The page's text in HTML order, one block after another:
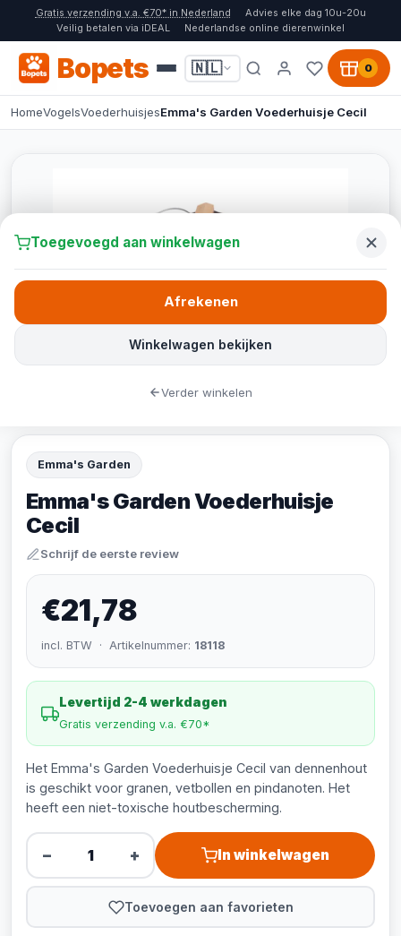
Gratis verzending v.a. €70* in Nederland
Advies elke dag 10u-20u
Veilig betalen via iDEAL
Nederlandse online dierenwinkel
Bopets 🇳🇱 0
HomeVogelsVoederhuisjesEmma's Garden Voederhuisje Cecil
Emma's Garden
Emma's Garden Voederhuisje
Cecil
Schrijf de eerste review
€21,78
incl. BTW · Artikelnummer: 18118
Levertijd 2-4 werkdagen
Gratis verzending v.a. €70*
Het Emma's Garden Voederhuisje Cecil van dennenhout
is geschikt voor granen, vetbollen en pindanoten. Het
heeft een niet-toxische houtbescherming.
− + In winkelwagen
Toevoegen aan favorieten
Toegevoegd aan winkelwagen
Winkelwagen bekijken
Afrekenen
Verder winkelen